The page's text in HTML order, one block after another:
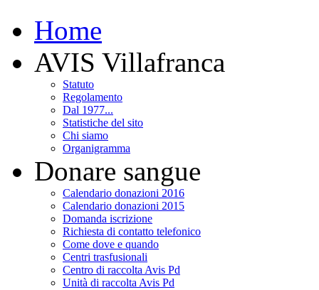
Home
AVIS Villafranca
Statuto
Regolamento
Dal 1977...
Statistiche del sito
Chi siamo
Organigramma
Donare sangue
Calendario donazioni 2016
Calendario donazioni 2015
Domanda iscrizione
Richiesta di contatto telefonico
Come dove e quando
Centri trasfusionali
Centro di raccolta Avis Pd
Unità di raccolta Avis Pd